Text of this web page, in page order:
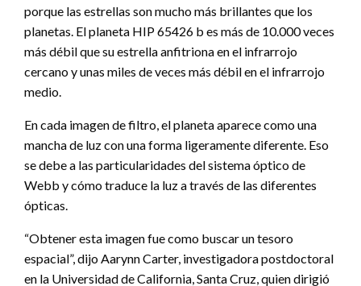
porque las estrellas son mucho más brillantes que los
planetas. El planeta HIP 65426 b es más de 10.000 veces
más débil que su estrella anfitriona en el infrarrojo
cercano y unas miles de veces más débil en el infrarrojo
medio.
En cada imagen de filtro, el planeta aparece como una
mancha de luz con una forma ligeramente diferente. Eso
se debe a las particularidades del sistema óptico de
Webb y cómo traduce la luz a través de las diferentes
ópticas.
“Obtener esta imagen fue como buscar un tesoro
espacial”, dijo Aarynn Carter, investigadora postdoctoral
en la Universidad de California, Santa Cruz, quien dirigió